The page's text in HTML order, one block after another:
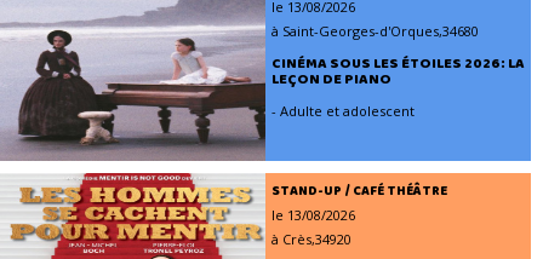
le 13/08/2026
à Saint-Georges-d'Orques,34680
CINÉMA SOUS LES ÉTOILES 2026: LA
LEÇON DE PIANO
- Adulte et adolescent
STAND-UP / CAFÉ THÉÂTRE
le 13/08/2026
à Crès,34920